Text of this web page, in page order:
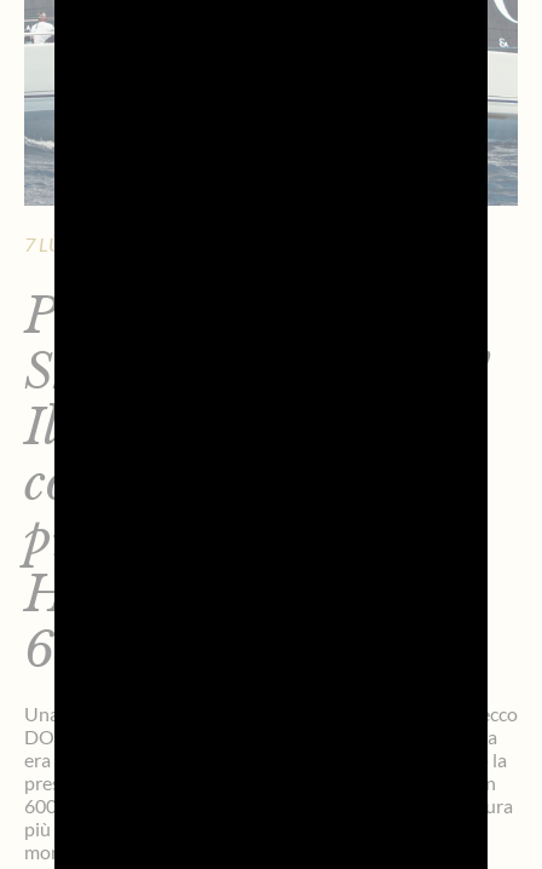
7 LUGLIO 2026 - 7 MIN. DI LETTURA
Prosecco DOC
Shockwave3 da urlo!
Il Maxi Yacht 90
conquista la
prestigiosa Line
Honours dell’Aegean
600
Una due giorni da sogno. Alle 14:08.27 (ora locale) Prosecco
DOC Shockwave3 ha tagliato la linea d’arrivo (la partenza
era avvenuta domenica 5 luglio alle 14:00) e conquistato la
prestigiosa Line Honours della sesta edizione dell’Aegean
600, diventata in pochi anni un classico delle regate d’altura
più affascinanti e tecnicamente intriganti del panorama
mondiale. Il […]